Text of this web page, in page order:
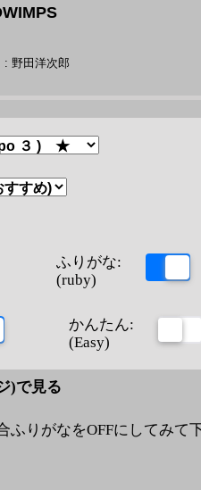
: 野田洋次郎
ふりがな:
(ruby)
かんたん:
(Easy)
)で見る
ふりがなをOFFにしてみて